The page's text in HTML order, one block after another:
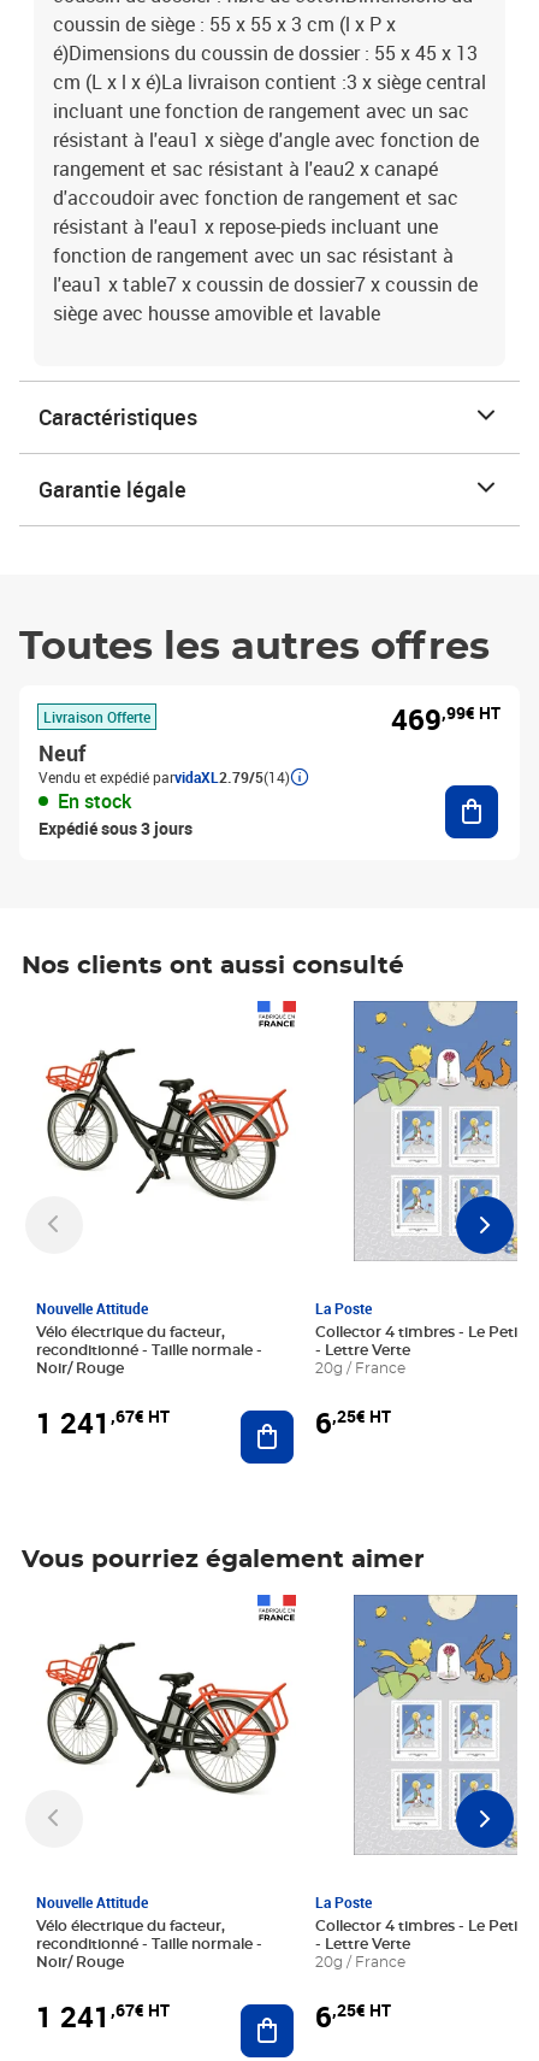
coussin de siège : 55 x 55 x 3 cm (l x P x
é)Dimensions du coussin de dossier : 55 x 45 x 13
cm (L x l x é)La livraison contient :3 x siège central
incluant une fonction de rangement avec un sac
résistant à l'eau1 x siège d'angle avec fonction de
rangement et sac résistant à l'eau2 x canapé
d'accoudoir avec fonction de rangement et sac
résistant à l'eau1 x repose-pieds incluant une
fonction de rangement avec un sac résistant à
l'eau1 x table7 x coussin de dossier7 x coussin de
siège avec housse amovible et lavable
Caractéristiques
Garantie légale
Toutes les autres offres
Livraison Offerte
Neuf
Vendu et expédié parvidaXL 2.79/5(14)
En stock
Expédié sous 3 jours
469,99€ HT
Nos clients ont aussi consulté
Nouvelle Attitude
Vélo électrique du facteur,
reconditionné - Taille normale -
Noir/ Rouge
1 241 ,67€ HT Ajouter au panier
La Poste
Collector 4 timbres - Le Petit
- Lettre Verte
20g / France
6,25€ HT
Prix 6,25€ HT
Vous pourriez également aimer
Nouvelle Attitude
Vélo électrique du facteur,
reconditionné - Taille normale -
Noir/ Rouge
1 241 ,67€ HT Ajouter au panier
La Poste
Collector 4 timbres - Le Petit
- Lettre Verte
20g / France
6,25€ HT
Prix 6,25€ HT